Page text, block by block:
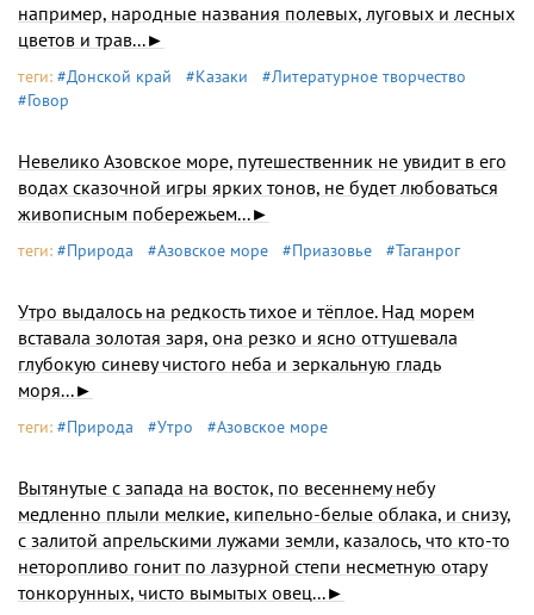
например, народные названия полевых, луговых и лесных
цветов и трав...►
теги: #Донской край #Казаки
#Литературное творчество
#Говор
Невелико Азовское море, путешественник не увидит в его
водах сказочной игры ярких тонов, не будет любоваться
живописным побережьем...►
теги: #Природа #Азовское море #Приазовье #Таганрог
Утро выдалось на редкость тихое и тёплое. Над морем
вставала золотая заря, она резко и ясно оттушевала
глубокую синеву чистого неба и зеркальную гладь
моря...►
теги: #Природа #Утро #Азовское море
Вытянутые с запада на восток, по весеннему небу
медленно плыли мелкие, кипельно-белые облака, и снизу,
с залитой апрельскими лужами земли, казалось, что кто-то
неторопливо гонит по лазурной степи несметную отару
тонкорунных, чисто вымытых овец...►